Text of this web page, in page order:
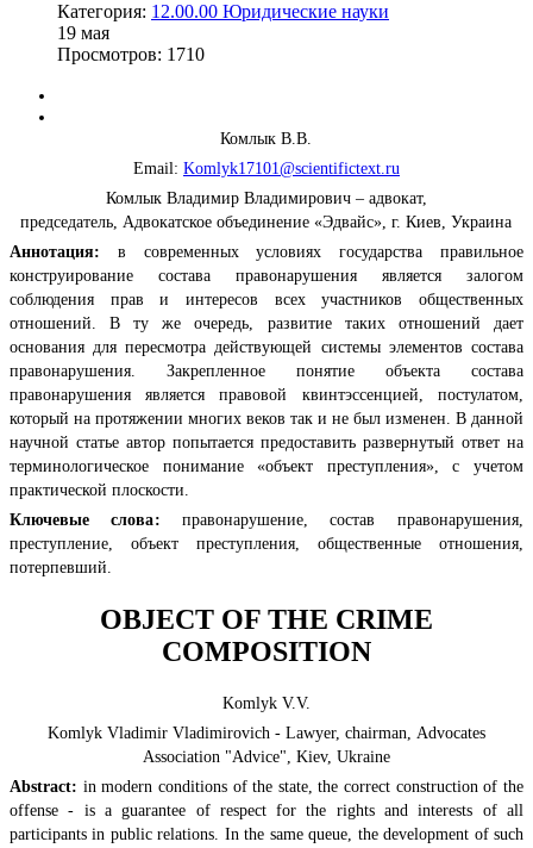
Категория: 12.00.00 Юридические науки
19 мая
Просмотров: 1710
Комлык В.В.
Email: Komlyk17101@scientifictext.ru
Комлык Владимир Владимирович – адвокат,
председатель, Адвокатское объединение «Эдвайс», г. Киев, Украина
Аннотация: в современных условиях государства правильное
конструирование состава правонарушения является залогом
соблюдения прав и интересов всех участников общественных
отношений. В ту же очередь, развитие таких отношений дает
основания для пересмотра действующей системы элементов состава
правонарушения. Закрепленное понятие объекта состава
правонарушения является правовой квинтэссенцией, постулатом,
который на протяжении многих веков так и не был изменен. В данной
научной статье автор попытается предоставить развернутый ответ на
терминологическое понимание «объект преступления», с учетом
практической плоскости.
Ключевые слова: правонарушение, состав правонарушения,
преступление, объект преступления, общественные отношения,
потерпевший.
OBJECT OF THE CRIME
COMPOSITION
Komlyk V.V.
Komlyk Vladimir Vladimirovich - Lawyer, chairman, Advocates
Association "Advice", Kiev, Ukraine
Abstract: in modern conditions of the state, the correct construction of the
offense - is a guarantee of respect for the rights and interests of all
participants in public relations. In the same queue, the development of such